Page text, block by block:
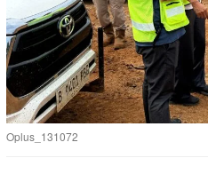
Oplus_131072